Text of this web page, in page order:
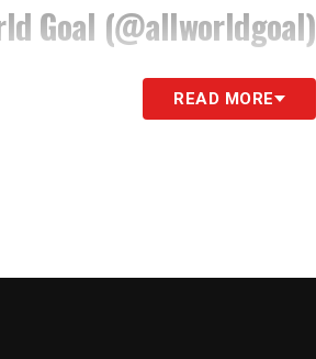
Goal (@allworldgoal)
la prima in Serie A
READ MORE